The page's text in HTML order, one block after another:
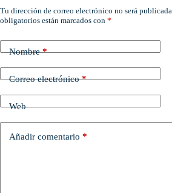
Tu dirección de correo electrónico no será publicada.
obligatorios están marcados con *
Nombre*
Correo electrónico*
Web
Añadir comentario *